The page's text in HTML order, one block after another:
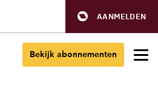
AANMELDEN
Bekijk abonnementen